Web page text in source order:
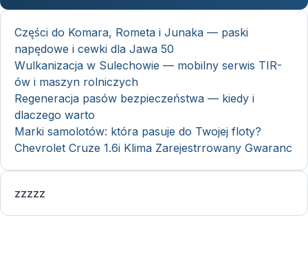
Części do Komara, Rometa i Junaka — paski
napędowe i cewki dla Jawa 50
Wulkanizacja w Sulechowie — mobilny serwis TIR-
ów i maszyn rolniczych
Regeneracja pasów bezpieczeństwa — kiedy i
dlaczego warto
Marki samolotów: która pasuje do Twojej floty?
Chevrolet Cruze 1.6i Klima Zarejestrrowany Gwaranc
zzzzz